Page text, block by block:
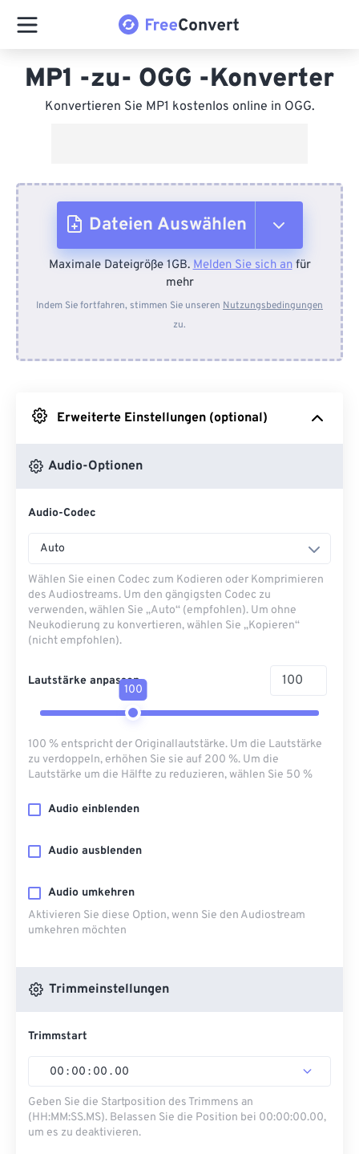
MP1 -zu- OGG -Konverter
Konvertieren Sie MP1 kostenlos online in OGG.
Dateien Auswählen
Vom Gerät
Von Dropbox
Maximale Dateigröße 1GB.Melden Sie sich anfür
mehr
Indem Sie fortfahren, stimmen Sie unseren Nutzungsbedingungen
zu.
Erweiterte Einstellungen (optional)
Audio-Optionen
Audio-Codec
Auto
Wählen Sie einen Codec zum Kodieren oder Komprimieren
des Audiostreams. Um den gängigsten Codec zu
verwenden, wählen Sie „Auto“ (empfohlen). Um ohne
Neukodierung zu konvertieren, wählen Sie „Kopieren“
(nicht empfohlen).
Lautstärke anpassen
100
100 % entspricht der Originallautstärke. Um die Lautstärke
zu verdoppeln, erhöhen Sie sie auf 200 %. Um die
Lautstärke um die Hälfte zu reduzieren, wählen Sie 50 %
Audio einblenden
Audio ausblenden
Audio umkehren
Aktivieren Sie diese Option, wenn Sie den Audiostream
umkehren möchten
Trimmeinstellungen
Trimmstart
00 : 00 : 00 . 00
Geben Sie die Startposition des Trimmens an
(HH:MM:SS.MS). Belassen Sie die Position bei 00:00:00.00,
um es zu deaktivieren.